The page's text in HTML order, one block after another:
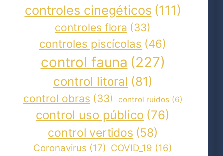
controles cinegéticos (111)
controles flora (33)
controles piscícolas (46)
control fauna (227)
control litoral (81)
control obras (33) control ruidos (6)
control uso público (76)
control vertidos (58)
Coronavirus (17) COVID_19 (16)